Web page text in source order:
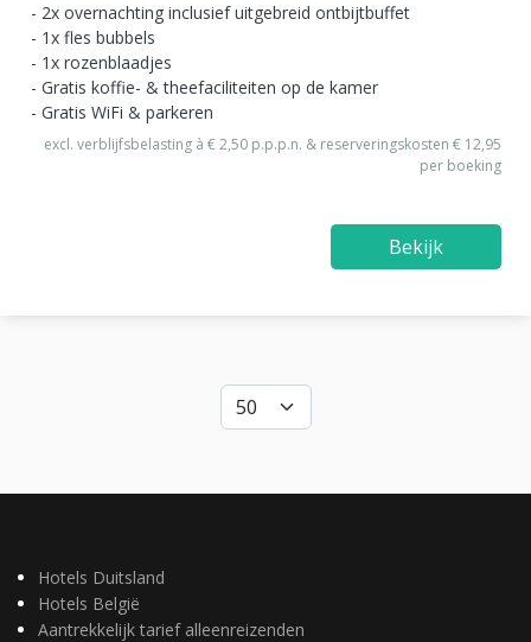
2x overnachting inclusief uitgebreid ontbijtbuffet
1x fles bubbels
1x rozenblaadjes
Gratis koffie- & theefaciliteiten op de kamer
Gratis WiFi & parkeren
excl. verblijfsbelasting à € 2,50 p.p.p.n. & reserveringskosten € 12,95
per boeking
Bekijk
Hotels Duitsland
Hotels België
Aantrekkelijk tarief alleenreizenden